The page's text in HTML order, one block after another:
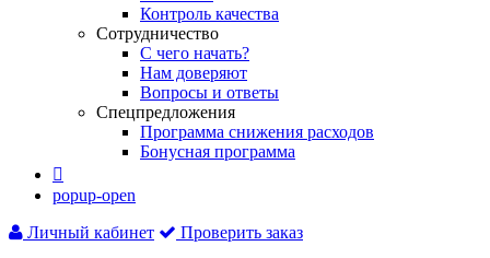
Контроль качества
Сотрудничество
С чего начать?
Нам доверяют
Вопросы и ответы
Спецпредложения
Программа снижения расходов
Бонусная программа

popup-open
Личный кабинет
Проверить заказ